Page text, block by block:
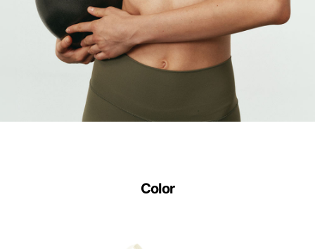
Color